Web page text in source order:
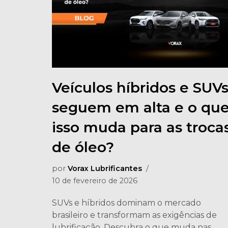
Veículos híbridos e SUVs
seguem em alta e o
isso muda para as
de óleo?
por Vorax Lubrificantes
10 de fevereiro de 2026
SUVs e híbridos dominam o mercado
brasileiro e transformam as exigências de